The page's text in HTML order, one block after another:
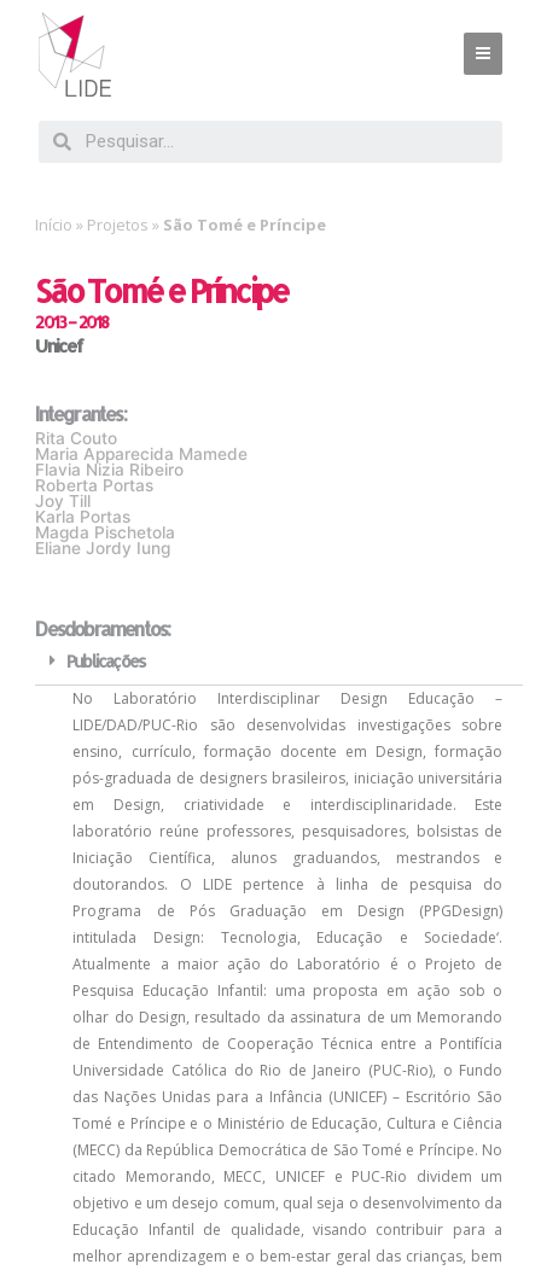
Início » Projetos » São Tomé e Príncipe
São Tomé e Príncipe
2013 – 2018
Unicef
Integrantes:
Rita Couto
Maria Apparecida Mamede
Flavia Nizia Ribeiro
Roberta Portas
Joy Till
Karla Portas
Magda Pischetola
Eliane Jordy Iung
Desdobramentos:
Publicações
No Laboratório Interdisciplinar Design Educação –
LIDE/DAD/PUC-Rio são desenvolvidas investigações sobre
ensino, currículo, formação docente em Design, formação
pós-graduada de designers brasileiros, iniciação universitária
em Design, criatividade e interdisciplinaridade. Este
laboratório reúne professores, pesquisadores, bolsistas de
Iniciação Científica, alunos graduandos, mestrandos e
doutorandos. O LIDE pertence à linha de pesquisa do
Programa de Pós Graduação em Design (PPGDesign)
intitulada Design: Tecnologia, Educação e Sociedade‘.
Atualmente a maior ação do Laboratório é o Projeto de
Pesquisa Educação Infantil: uma proposta em ação sob o
olhar do Design, resultado da assinatura de um Memorando
de Entendimento de Cooperação Técnica entre a Pontifícia
Universidade Católica do Rio de Janeiro (PUC-Rio), o Fundo
das Nações Unidas para a Infância (UNICEF) – Escritório São
Tomé e Príncipe e o Ministério de Educação, Cultura e Ciência
(MECC) da República Democrática de São Tomé e Príncipe. No
citado Memorando, MECC, UNICEF e PUC-Rio dividem um
objetivo e um desejo comum, qual seja o desenvolvimento da
Educação Infantil de qualidade, visando contribuir para a
melhor aprendizagem e o bem-estar geral das crianças, bem